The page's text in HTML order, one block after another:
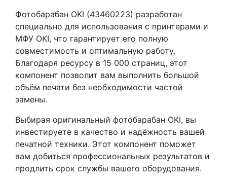
Фотобарабан OKI (43460223) разработан
специально для использования с принтерами и
МФУ OKI, что гарантирует его полную
совместимость и оптимальную работу.
Благодаря ресурсу в 15 000 страниц, этот
компонент позволит вам выполнить большой
объём печати без необходимости частой
замены.
Выбирая оригинальный фотобарабан OKI, вы
инвестируете в качество и надёжность вашей
печатной техники. Этот компонент поможет
вам добиться профессиональных результатов и
продлить срок службы вашего оборудования.